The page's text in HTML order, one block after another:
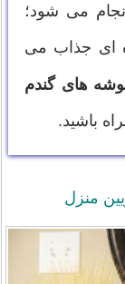
می شود؛
ای جذاب می
های گندم
باشید.
منزل